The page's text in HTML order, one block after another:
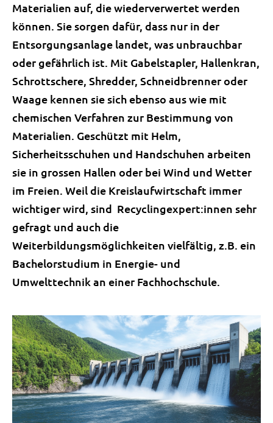
Materialien auf, die wiederverwertet werden
können. Sie sorgen dafür, dass nur in der
Entsorgungsanlage landet, was unbrauchbar
oder gefährlich ist. Mit Gabelstapler, Hallenkran,
Schrottschere, Shredder, Schneidbrenner oder
Waage kennen sie sich ebenso aus wie mit
chemischen Verfahren zur Bestimmung von
Materialien. Geschützt mit Helm,
Sicherheitsschuhen und Handschuhen arbeiten
sie in grossen Hallen oder bei Wind und Wetter
im Freien. Weil die Kreislaufwirtschaft immer
wichtiger wird, sind Recyclingexpert:innen sehr
gefragt und auch die
Weiterbildungsmöglichkeiten vielfältig, z.B. ein
Bachelorstudium in Energie- und
Umwelttechnik an einer Fachhochschule.